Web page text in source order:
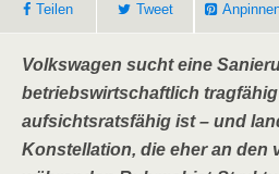
Teilen Tweet
Volkswagen sucht eine
betriebswirtschaftlich
aufsichtsratsfähig ist – und
Konstellation, die eher an den